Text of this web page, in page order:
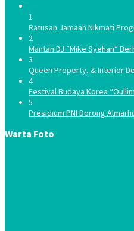
1
Ratusan Jamaah Nikmati
2
Mantan DJ “Mike Syehan”
3
Queen Property, & Interior
4
Festival Budaya Korea
5
Presidium PNI Dorong
Warta Foto